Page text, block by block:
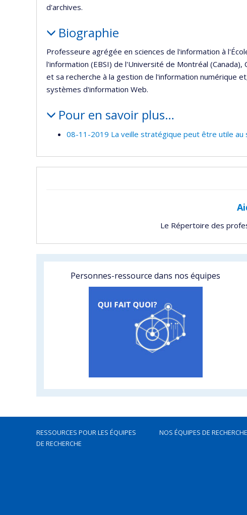
d'archives.
Biographie
Professeure agrégée en sciences de l'information à
l'information (EBSI) de l'Université de Montréal
et sa recherche à la gestion de l'information numérique
systèmes d'information Web.
Pour en savoir plus…
08-11-2019 La veille stratégique peut être utile au
Le Répertoire des
Personnes-ressource dans nos équipes
RESSOURCES POUR LES ÉQUIPES
DE RECHERCHE
NOS ÉQUIPES DE RECHERCHE